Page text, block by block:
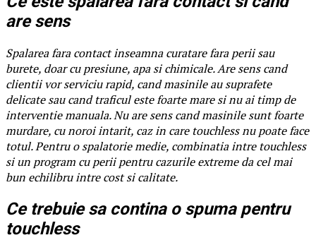
are sens
Spalarea fara contact inseamna curatare fara perii sau
burete, doar cu presiune, apa si chimicale. Are sens cand
clientii vor serviciu rapid, cand masinile au suprafete
delicate sau cand traficul este foarte mare si nu ai timp de
interventie manuala. Nu are sens cand masinile sunt foarte
murdare, cu noroi intarit, caz in care touchless nu poate face
totul. Pentru o spalatorie medie, combinatia intre touchless
si un program cu perii pentru cazurile extreme da cel mai
bun echilibru intre cost si calitate.
Ce trebuie sa contina o spuma pentru
touchless